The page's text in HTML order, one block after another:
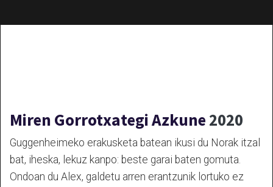
Miren Gorrotxategi Azkune 2020
Guggenheimeko erakusketa batean ikusi du Norak itzal
bat, iheska, lekuz kanpo: beste garai baten gomuta.
Ondoan du Alex, galdetu arren erantzunik lortuko ez